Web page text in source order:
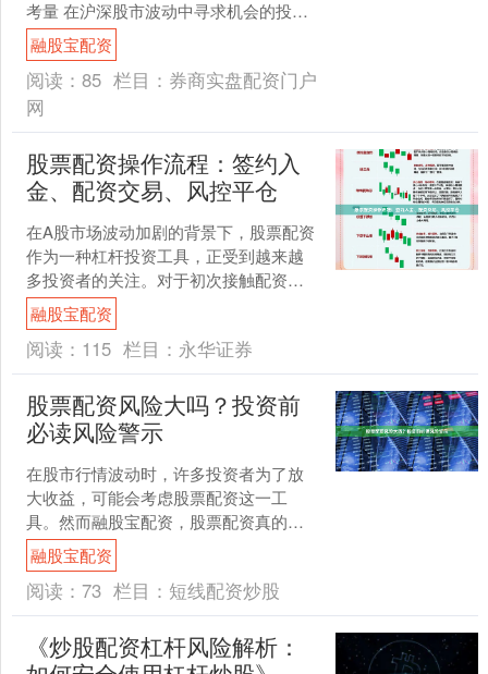
考量 在沪深股市波动中寻求机会的投资
者，常常面临资金不足的困境。股票配
资作为一种杠杆工具....
融股宝配资
阅读： 85 栏目： 券商实盘配资门户
网
股票配资操作流程：签约入
金、配资交易、风控平仓
在A股市场波动加剧的背景下，股票配资
作为一种杠杆投资工具，正受到越来越
多投资者的关注。对于初次接触配资的
朋友来说，了解完整的操作流程至关重
要。本文将详细拆解股票....
融股宝配资
阅读： 115 栏目： 永华证券
股票配资风险大吗？投资前
必读风险警示
在股市行情波动时，许多投资者为了放
大收益，可能会考虑股票配资这一工
具。然而融股宝配资，股票配资真的能
带来高回报吗？其背后隐藏的风险不容
忽视。本文将深入解析股票配....
融股宝配资
阅读： 73 栏目： 短线配资炒股
《炒股配资杠杆风险解析：